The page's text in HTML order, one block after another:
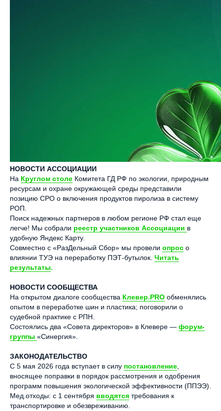
НОВОСТИ АССОЦИАЦИИ
На Круглом столе Комитета ГД РФ по экологии, природным
ресурсам и охране окружающей среды представили
позицию СРО о включения продуктов пиролиза в систему
РОП.
Поиск надежных партнеров в любом регионе РФ стал еще
легче! Мы собрали реестр участников Ассоциации в
удобную Яндекс Карту.
Совместно с «РазДельный Сбор» мы провели опрос о
влиянии ТУЭ на переработку ПЭТ-бутылок. Читать
результаты.
НОВОСТИ СООБЩЕСТВА
На открытом диалоге сообщества Клевер.PRO обменялись
опытом в переработке шин и пластика; поговорили о
судебной практике с РПН.
Состоялись два «Совета директоров» в Клевере — форум-
группы «Синергия».
ЗАКОНОДАТЕЛЬСТВО
С 5 мая 2026 года вступает в силу постановление
вносящее поправки в порядок рассмотрения и одобрения
программ повышения экологической эффективности (ППЭЭ).
Мед.отходы: с 1 сентября вводятся требования к
транспортировке и обезвреживанию.